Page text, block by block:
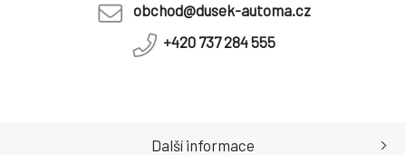
obchod@dusek-automa.cz
+420 737 284 555
Další informace